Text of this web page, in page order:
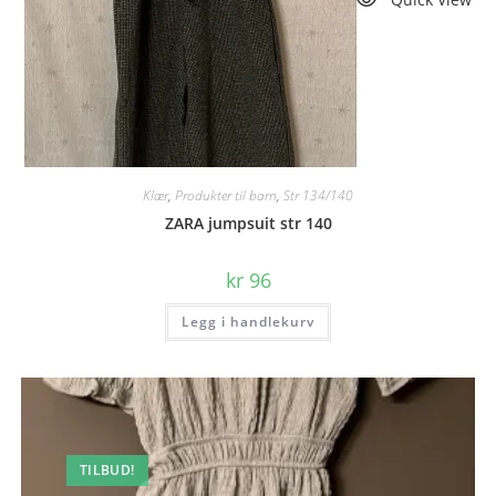
Klær, Produkter til barn, Str 134/140
ZARA jumpsuit str 140
kr96
Legg i handlekurv
TILBUD!